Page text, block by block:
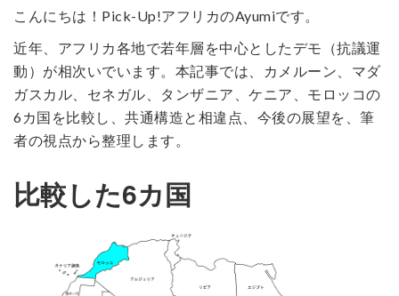
こんにちは！Pick-Up!アフリカのAyumiです。
近年、アフリカ各地で若年層を中心としたデモ（抗議運
動）が相次いでいます。本記事では、カメルーン、マダ
ガスカル、セネガル、タンザニア、ケニア、モロッコの
6カ国を比較し、共通構造と相違点、今後の展望を、筆
者の視点から整理します。
比較した6カ国